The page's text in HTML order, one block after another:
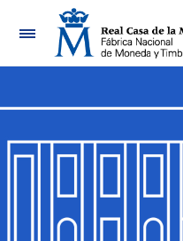
Navegación
Mostrar/Ocultar
Mostrar/Ocultar